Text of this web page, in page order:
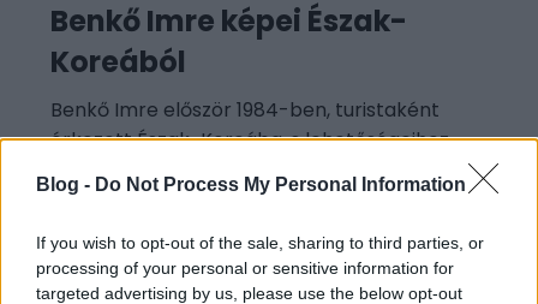
Blog - Do Not Process My Personal Information
If you wish to opt-out of the sale, sharing to third parties, or
processing of your personal or sensitive information for
targeted advertising by us, please use the below opt-out
Benkő Imre képei Észak-
Koreából
Benkő Imre először 1984-ben, turistaként
érkezett Észak-Koreába, s lehetőségeihez
mérten megörökítette a már akkor is
diktatúraként működő ország bizonyos
szegmenseit. Persze